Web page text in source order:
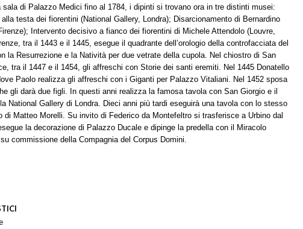
sala di Palazzo Medici fino al 1784, i dipinti si trovano ora in tre distinti musei:
testa dei fiorentini (National Gallery, Londra); Disarcionamento di Bernardino
Intervento decisivo a fianco dei fiorentini di Michele Attendolo (Louvre,
tra il 1443 e il 1445, esegue il quadrante dell’orologio della controfacciata del
la Resurrezione e la Natività per due vetrate della cupola. Nel chiostro di San
tra il 1447 e il 1454, gli affreschi con Storie dei santi eremiti. Nel 1445 Donatello
Paolo realizza gli affreschi con i Giganti per Palazzo Vitaliani. Nel 1452 sposa
gli darà due figli. In questi anni realizza la famosa tavola con San Giorgio e il
National Gallery di Londra. Dieci anni più tardi eseguirà una tavola con lo stesso
di Matteo Morelli. Su invito di Federico da Montefeltro si trasferisce a Urbino dal
la decorazione di Palazzo Ducale e dipinge la predella con il Miracolo
commissione della Compagnia del Corpus Domini.